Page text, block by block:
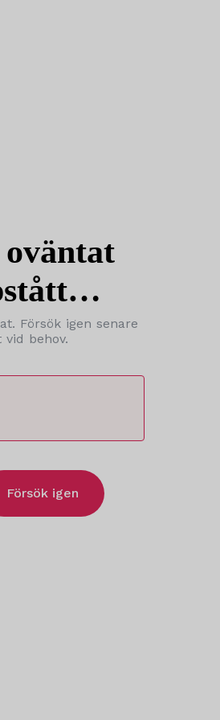
Försök igen senare
behov.
Försök igen